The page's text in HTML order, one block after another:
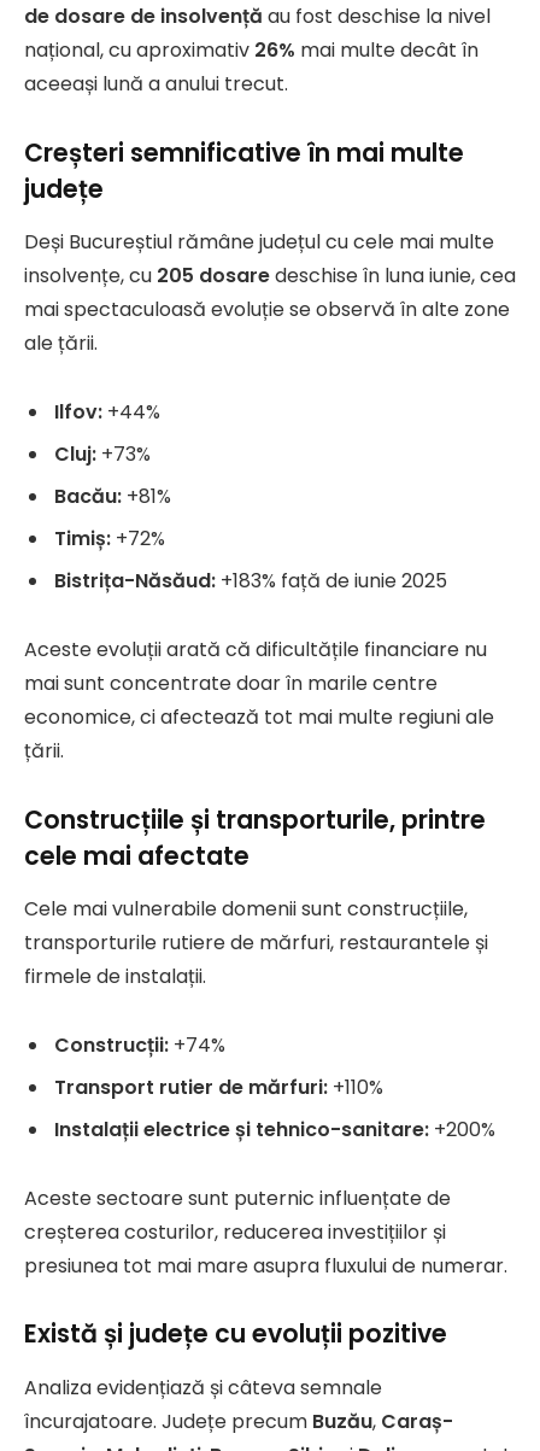
de dosare de insolvență au fost deschise la nivel
național, cu aproximativ 26% mai multe decât în
aceeași lună a anului trecut.
Creșteri semnificative în mai multe
județe
Deși Bucureștiul rămâne județul cu cele mai multe
insolvențe, cu 205 dosaredeschise în luna iunie, cea
mai spectaculoasă evoluție se observă în alte zone
ale țării.
Ilfov: +44%
Cluj: +73%
Bacău: +81%
Timiș: +72%
Bistrița-Năsăud: +183% față de iunie 2025
Aceste evoluții arată că dificultățile financiare nu
mai sunt concentrate doar în marile centre
economice, ci afectează tot mai multe regiuni ale
țării.
Construcțiile și transporturile, printre
cele mai afectate
Cele mai vulnerabile domenii sunt construcțiile,
transporturile rutiere de mărfuri, restaurantele și
firmele de instalații.
Construcții: +74%
Transport rutier de mărfuri: +110%
Instalații electrice și tehnico-sanitare: +200%
Aceste sectoare sunt puternic influențate de
creșterea costurilor, reducerea investițiilor și
presiunea tot mai mare asupra fluxului de numerar.
Există și județe cu evoluții pozitive
Analiza evidențiază și câteva semnale
încurajatoare. Județe precum Buzău, Caraș-